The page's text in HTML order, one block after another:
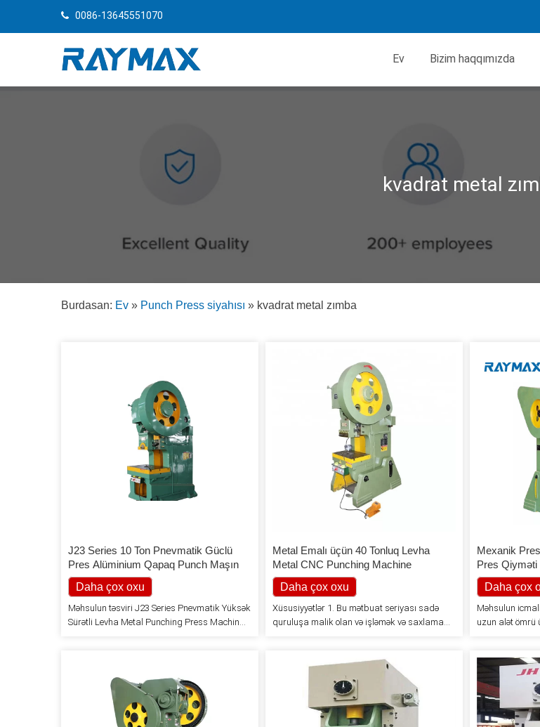
0086-13645551070
Ev Bizim haqqımızda
kvadrat metal
Burdasan: Ev » Punch Press siyahısı » kvadrat metal zımba
Metal Emalı üçün 40 Tonluq Levha
Metal CNC Punching Machine
Daha çox oxu
Xüsusiyyətlər 1. Bu mətbuat seriyası sadə
quruluşa malik olan və işləmək və saxlamaq
muftanı qəbul edir. 2. J23-25 açıq tipli meylli
pres maşını tez-tez istifadə olunan sürüşmə
Mexanik
Pres Qiyməti
Daha çox
Məhsulun
uzun alət ömrü
deformasiyaya
və böyük
üçün lazım
2.
qaldıran geniş
J23 Series 10 Ton Pnevmatik Güclü
Pres Alüminium Qapaq Punch Maşın
Daha çox oxu
Məhsulun təsviri J23 Series Pnevmatik Yüksək
Sürətli Levha Metal Punching Press Machine
görünüş. 3. Elektrik tənzimlənməsinə nail
olmaq üçün qəlib hündürlüyü, rəqəmsal
displey tənzimlənməsi hündürlüyü. 4.
Düzbucaqlı altıbucaqlı uzadılmış relsli sürgü,